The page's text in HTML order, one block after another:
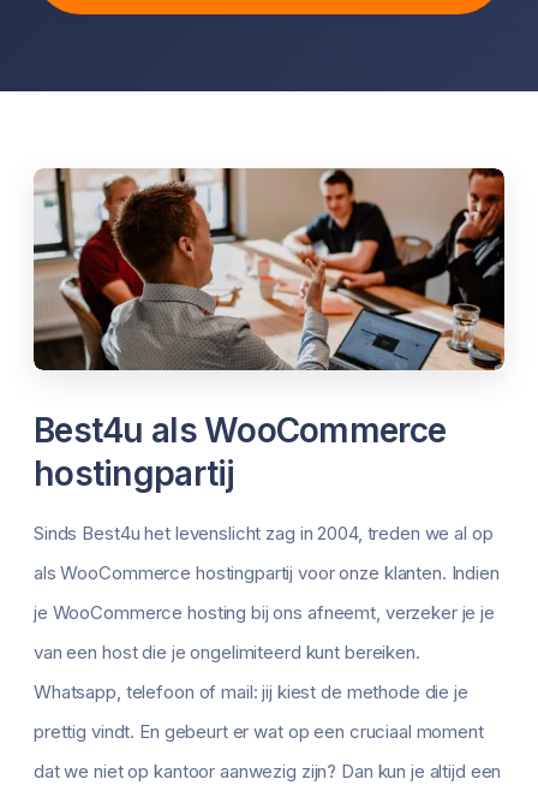
Best4u als WooCommerce
hostingpartij
Sinds Best4u het levenslicht zag in 2004, treden we al op
als WooCommerce hostingpartij voor onze klanten. Indien
je WooCommerce hosting bij ons afneemt, verzeker je je
van een host die je ongelimiteerd kunt bereiken.
Whatsapp, telefoon of mail: jij kiest de methode die je
prettig vindt. En gebeurt er wat op een cruciaal moment
dat we niet op kantoor aanwezig zijn? Dan kun je altijd een